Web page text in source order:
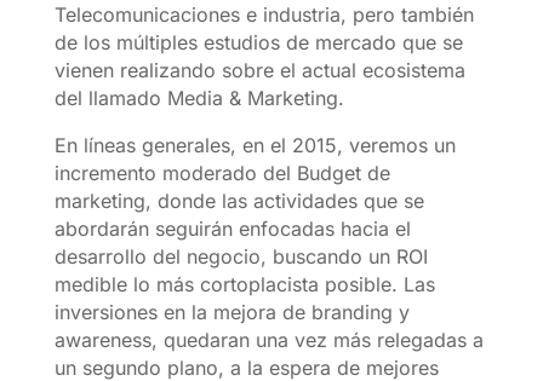
Telecomunicaciones e industria, pero también
de los múltiples estudios de mercado que se
vienen realizando sobre el actual ecosistema
del llamado Media & Marketing.
En líneas generales, en el 2015, veremos un
incremento moderado del Budget de
marketing, donde las actividades que se
abordarán seguirán enfocadas hacia el
desarrollo del negocio, buscando un ROI
medible lo más cortoplacista posible. Las
inversiones en la mejora de branding y
awareness, quedaran una vez más relegadas a
un segundo plano, a la espera de mejores